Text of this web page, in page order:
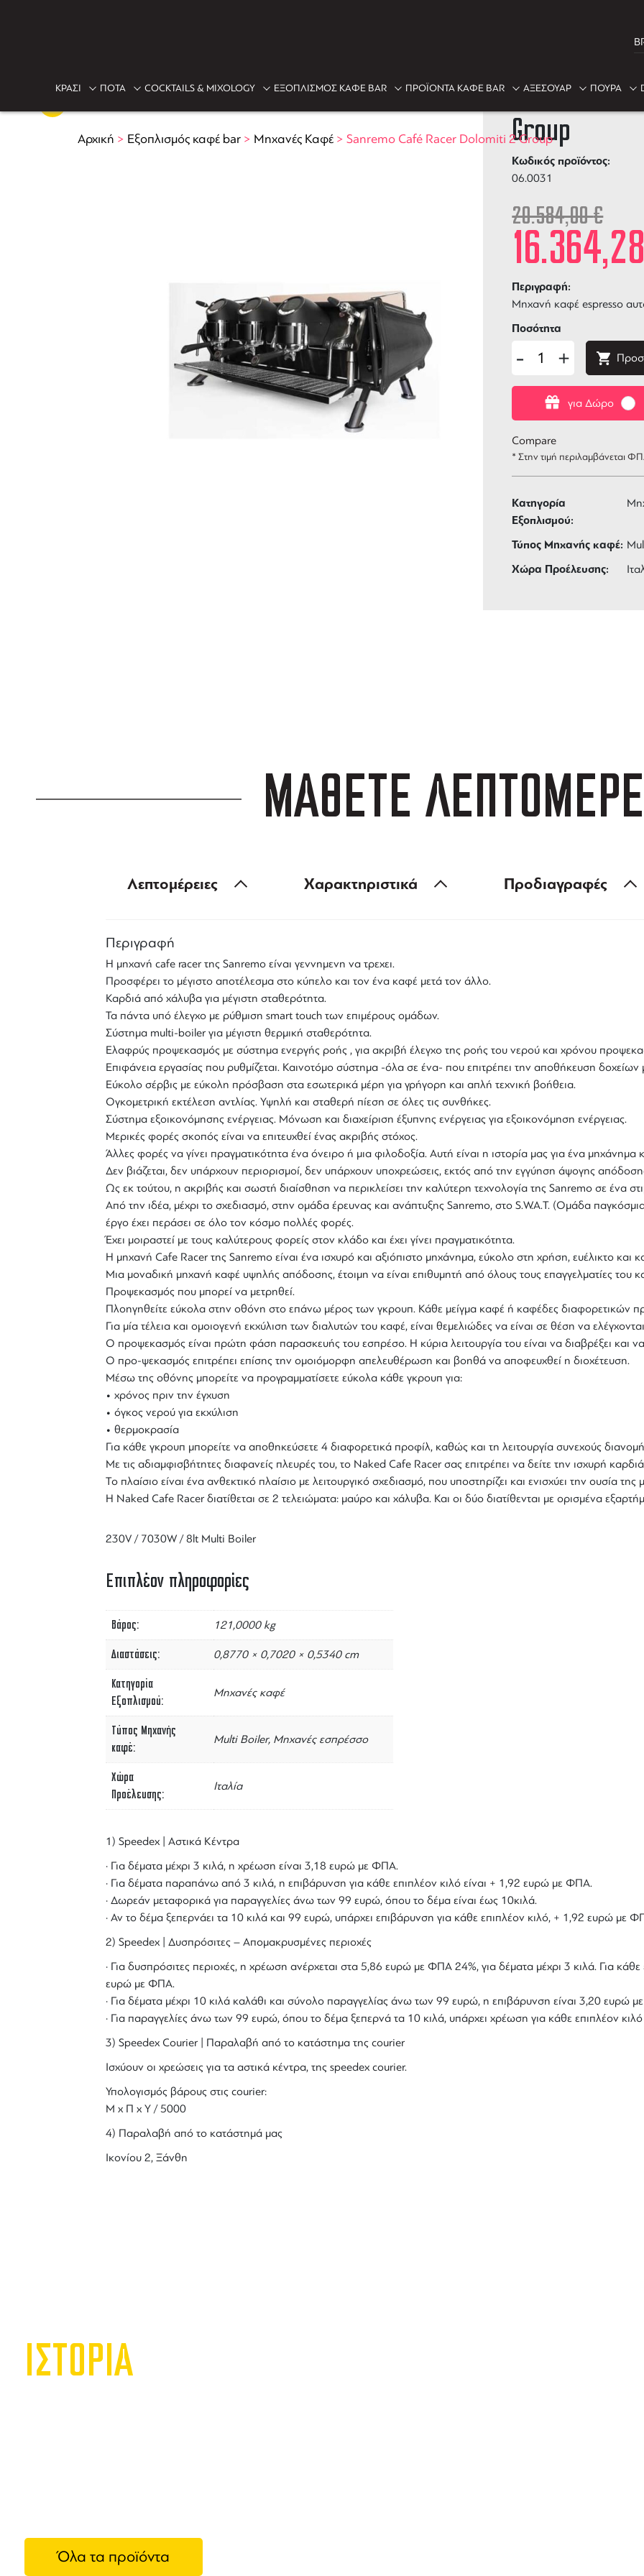
ΚΡΑΣΙ ΠΟΤΑ COCKTAILS & MIXOLOGY ΕΞΟΠΛΙΣΜΟΣ ΚΑΦΕ BAR ΠΡΟΪΟΝΤΑ ΚΑΦΕ BAR ΑΞΕΣΟΥΑΡ ΠΟΥΡΑ
Αρχική > Εξοπλισμός καφέ bar> Μηχανές Καφέ> Sanremo Café Racer Dolomiti 2 Group
Sanremo
Group
Κωδικός προϊόντος:
06.0031
20.584,00€
Περιγραφή:
Μηχανή καφέ espresso
για Δώρο
Ποσότητα
- +
Compare
* Στην τιμή περιλαμβάνεται
Κατηγορία
Εξοπλισμού:
Τύπος Μηχανής καφέ:
Χώρα Προέλευσης:
ΜΑΘΕΤΕ
Λεπτομέρειες Χαρακτηριστικά Προδιαγραφές
Περιγραφή
Η μηχανή cafe racerτης Sanremo είναι γεννημενη να τρεχει.
Προσφέρει το μέγιστο αποτέλεσμα στο κύπελο και τον ένα καφέ μετά τον άλλο.
Καρδιά από χάλυβα για μέγιστη σταθερότητα.
Τα πάντα υπό έλεγχο με ρύθμιση smart touch των επιμέρους ομάδων.
Σύστημα multi-boilerγια μέγιστη θερμική σταθερότητα.
Ελαφρύς προψεκασμός με σύστημα ενεργής ροής , για ακριβή έλεγχο της ροής του νερού και χρόνου
Επιφάνεια εργασίας που ρυθμίζεται. Καινοτόμο σύστημα -όλα σε ένα- που επιτρέπει την αποθήκευση
Εύκολο σέρβις με εύκολη πρόσβαση στα εσωτερικά μέρη για γρήγορη και απλή τεχνική βοήθεια.
Ογκομετρική εκτέλεση αντλίας. Υψηλή και σταθερή πίεση σε όλες τις συνθήκες.
Σύστημα εξοικονόμησης ενέργειας. Μόνωση και διαχείριση έξυπνης ενέργειας για εξοικονόμηση ενέργειας.
Μερικές φορές σκοπός είναι να επιτευχθεί ένας ακριβής στόχος.
Άλλες φορές να γίνει πραγματικότητα ένα όνειρο ή μια φιλοδοξία. Αυτή είναι η ιστορία μας για ένα
Δεν βιάζεται, δεν υπάρχουν περιορισμοί, δεν υπάρχουν υποχρεώσεις, εκτός από την εγγύηση άψογης
Ως εκ τούτου, η ακριβής και σωστή διαίσθηση να περικλείσει την καλύτερη τεχνολογία της Sanremo σε ένα
Από την ιδέα, μέχρι το σχεδιασμό, στην ομάδα έρευνας και ανάπτυξης Sanremo, στο S.W.A.T. (Ομάδα
έργο έχει περάσει σε όλο τον κόσμο πολλές φορές.
Έχει μοιραστεί με τους καλύτερους φορείς στον κλάδο και έχει γίνει πραγματικότητα.
Η μηχανή Cafe Racer της Sanremo είναι ένα ισχυρό και αξιόπιστο μηχάνημα, εύκολο στη χρήση, ευέλικτο και
Μια μοναδική μηχανή καφέ υψηλής απόδοσης, έτοιμη να είναι επιθυμητή από όλους τους επαγγελματίες του
Προψεκασμός που μπορεί να μετρηθεί.
Πλοηγηθείτε εύκολα στην οθόνη στο επάνω μέρος των γκρουπ. Κάθε μείγμα καφέ ή καφέδες διαφορετικών
Για μία τέλεια και ομοιογενή εκχύλιση των διαλυτών του καφέ, είναι θεμελιώδες να είναι σε θέση να
Ο προψεκασμός είναι πρώτη φάση παρασκευής του εσπρέσο. Η κύρια λειτουργία του είναι να διαβρέξει και να
Ο προ-ψεκασμός επιτρέπει επίσης την ομοιόμορφη απελευθέρωση και βοηθά να αποφευχθεί η διοχέτευση.
Μέσω της οθόνης μπορείτε να προγραμματίσετε εύκολα κάθε γκρουπ για:
• χρόνος πριν την έγχυση
• όγκος νερού για εκχύλιση
• θερμοκρασία
Για κάθε γκρουπ μπορείτε να αποθηκεύσετε 4 διαφορετικά προφίλ, καθώς και τη λειτουργία συνεχούς
Με τις αδιαμφισβήτητες διαφανείς πλευρές του, το Naked Cafe Racerσας επιτρέπει να δείτε την ισχυρή
Το πλαίσιο είναι ένα ανθεκτικό πλαίσιο με λειτουργικό σχεδιασμό, που υποστηρίζει και ενισχύει την ουσία
Η Naked Cafe Racerδιατίθεται σε 2 τελειώματα: μαύρο και χάλυβα. Και οι δύο διατίθενται με ορισμένα
230V / 7030W / 8lt Multi Boiler
Επιπλέον πληροφορίες
Βάρος 121,0000 kg
Διαστάσεις 0,8770 × 0,7020 × 0,5340 cm
Κατηγορία
Εξοπλισμού
Μηχανές καφέ
Τύπος Μηχανής
καφέ
Multi Boiler, Μηχανές εσπρέσσο
Χώρα
Προέλευσης
Ιταλία
1) Speedex | Αστικά Κέντρα
· Για δέματα μέχρι 3 κιλά, η χρέωση είναι 3,18 ευρώ με ΦΠΑ.
· Για δέματα παραπάνω από 3 κιλά, η επιβάρυνση για κάθε επιπλέον κιλό είναι + 1,92 ευρώ με ΦΠΑ.
· Δωρεάν μεταφορικά για παραγγελίες άνω των 99 ευρώ, όπου το δέμα είναι έως 10κιλά.
· Αν το δέμα ξεπερνάει τα 10 κιλά και 99 ευρώ, υπάρχει επιβάρυνση για κάθε επιπλέον κιλό, + 1,92 ευρώ με
2) Speedex | Δυσπρόσιτες – Απομακρυσμένες περιοχές
· Για δυσπρόσιτες περιοχές, η χρέωση ανέρχεται στα 5,86 ευρώ με ΦΠΑ 24%, για δέματα μέχρι 3 κιλά. Για
ευρώ με ΦΠΑ.
· Για δέματα μέχρι 10 κιλά καλάθι και σύνολο παραγγελίας άνω των 99 ευρώ, η επιβάρυνση είναι 3,20 ευρώ
· Για παραγγελίες άνω των 99 ευρώ, όπου το δέμα ξεπερνά τα 10 κιλά, υπάρχει χρέωση για κάθε επιπλέον
3) Speedex Courier | Παραλαβή από το κατάστημα της courier
Ισχύουν οι χρεώσεις για τα αστικά κέντρα, της speedex courier.
Υπολογισμός βάρους στις courier:
Μ x Π x Y / 5000
4) Παραλαβή από το κατάστημά μας
Ικονίου 2, Ξάνθη
ΙΣΤΟΡΙΑ
Όλα τα προϊόντα